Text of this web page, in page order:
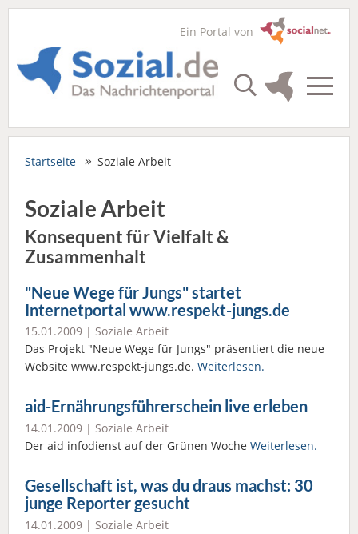
Ein Portal von
Startseite Soziale Arbeit
Soziale Arbeit
Konsequent für Vielfalt &
Zusammenhalt
"Neue Wege für Jungs" startet
Internetportal www.respekt-jungs.de
15.01.2009 | Soziale Arbeit
Das Projekt "Neue Wege für Jungs" präsentiert die neue
Website www.respekt-jungs.de. Weiterlesen.
aid-Ernährungsführerschein live erleben
14.01.2009 | Soziale Arbeit
Der aid infodienst auf der Grünen Woche Weiterlesen.
Gesellschaft ist, was du draus machst: 30
junge Reporter gesucht
14.01.2009 | Soziale Arbeit